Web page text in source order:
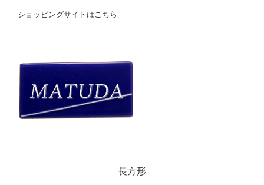
ショッピングサイトはこちら
長方形